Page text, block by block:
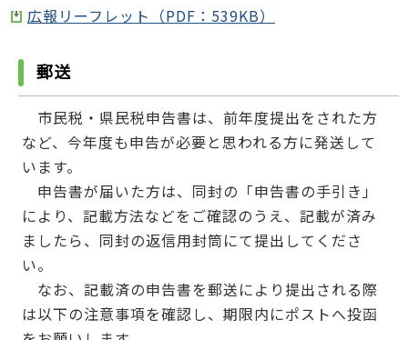
広報リーフレット（PDF：539KB）
郵送
市民税・県民税申告書は、前年度提出をされた方
など、今年度も申告が必要と思われる方に発送して
います。
申告書が届いた方は、同封の「申告書の手引き」
により、記載方法などをご確認のうえ、記載が済み
ましたら、同封の返信用封筒にて提出してくださ
い。
なお、記載済の申告書を郵送により提出される際
は以下の注意事項を確認し、期限内にポストへ投函